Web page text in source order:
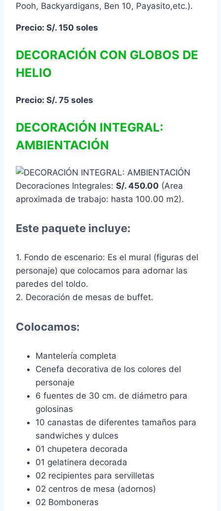
Pooh, Backyardigans, Ben 10, Payasito,etc.).
Precio: S/. 150 soles
DECORACIÓN CON GLOBOS DE
HELIO
Precio: S/. 75 soles
DECORACIÓN INTEGRAL:
AMBIENTACIÓN
Decoraciones Integrales: S/. 450.00 (Area
aproximada de trabajo: hasta 100.00 m2).
Este paquete incluye:
1. Fondo de escenario: Es el mural (figuras del
personaje) que colocamos para adornar las
paredes del toldo.
2. Decoración de mesas de buffet.
Colocamos:
Mantelería completa
Cenefa decorativa de los colores del
personaje
6 fuentes de 30 cm. de diámetro para
golosinas
10 canastas de diferentes tamaños para
sandwiches y dulces
01 chupetera decorada
01 gelatinera decorada
02 recipientes para servilletas
02 centros de mesa (adornos)
02 Bomboneras